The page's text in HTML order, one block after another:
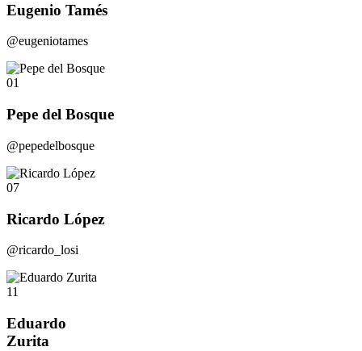
Eugenio Tamés
@eugeniotames
01
Pepe del Bosque
@pepedelbosque
07
Ricardo López
@ricardo_losi
11
Eduardo
Zurita